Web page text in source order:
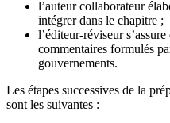
l’auteur collaborateur
intégrer dans le chapitre ;
l’éditeur-réviseur
commentaires formulés
gouvernements.
Les étapes successives de la
sont les suivantes :